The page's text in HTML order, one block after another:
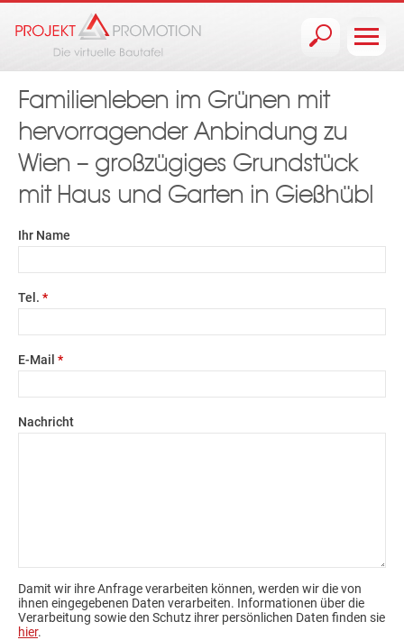
Familienleben im Grünen mit
hervorragender Anbindung zu
Wien – großzügiges Grundstück
mit Haus und Garten in Gießhübl
Ihr Name
Tel. *
E-Mail *
Nachricht
Damit wir ihre Anfrage verarbeiten können, werden wir die von
ihnen eingegebenen Daten verarbeiten. Informationen über die
Verarbeitung sowie den Schutz ihrer persönlichen Daten finden sie
hier.